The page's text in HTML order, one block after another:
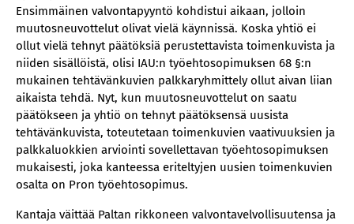
Ensimmäinen valvontapyyntö kohdistui aikaan, jolloin
muutosneuvottelut olivat vielä käynnissä. Koska yhtiö ei
ollut vielä tehnyt päätöksiä perustettavista toimenkuvista ja
niiden sisällöistä, olisi IAU:n työehtosopimuksen 68 §:n
mukainen tehtävänkuvien palkkaryhmittely ollut aivan liian
aikaista tehdä. Nyt, kun muutosneuvottelut on saatu
päätökseen ja yhtiö on tehnyt päätöksensä uusista
tehtävänkuvista, toteutetaan toimenkuvien vaativuuksien ja
palkkaluokkien arviointi sovellettavan työehtosopimuksen
mukaisesti, joka kanteessa eriteltyjen uusien toimenkuvien
osalta on Pron työehtosopimus.
Kantaja väittää Paltan rikkoneen valvontavelvollisuutensa ja